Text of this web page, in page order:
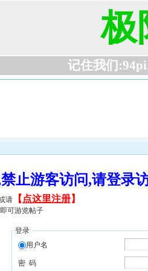
极
记住我们
禁止游客访问,请登
请 【 点这里注册】
可游览帖子
登录
用户名
密 码